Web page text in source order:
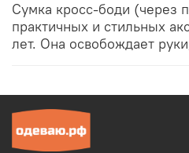
Сумка кросс-боди (через
практичных и стильных
лет. Она освобождает